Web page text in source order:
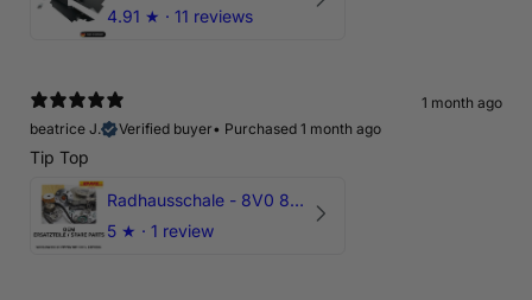
4.91 ★ · 11 reviews
1 month ago
beatrice J.
Verified buyer• Purchased 1 month ago
Tip Top
Radhausschale - 8V0 821 191 C - Original Ersatzteil für Audi RS3 Sportback
5 ★ · 1 review